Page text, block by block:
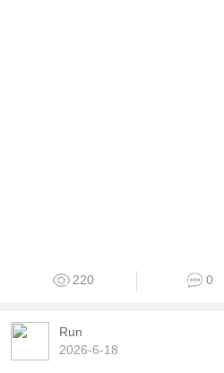
220 0
Run
2026-6-18